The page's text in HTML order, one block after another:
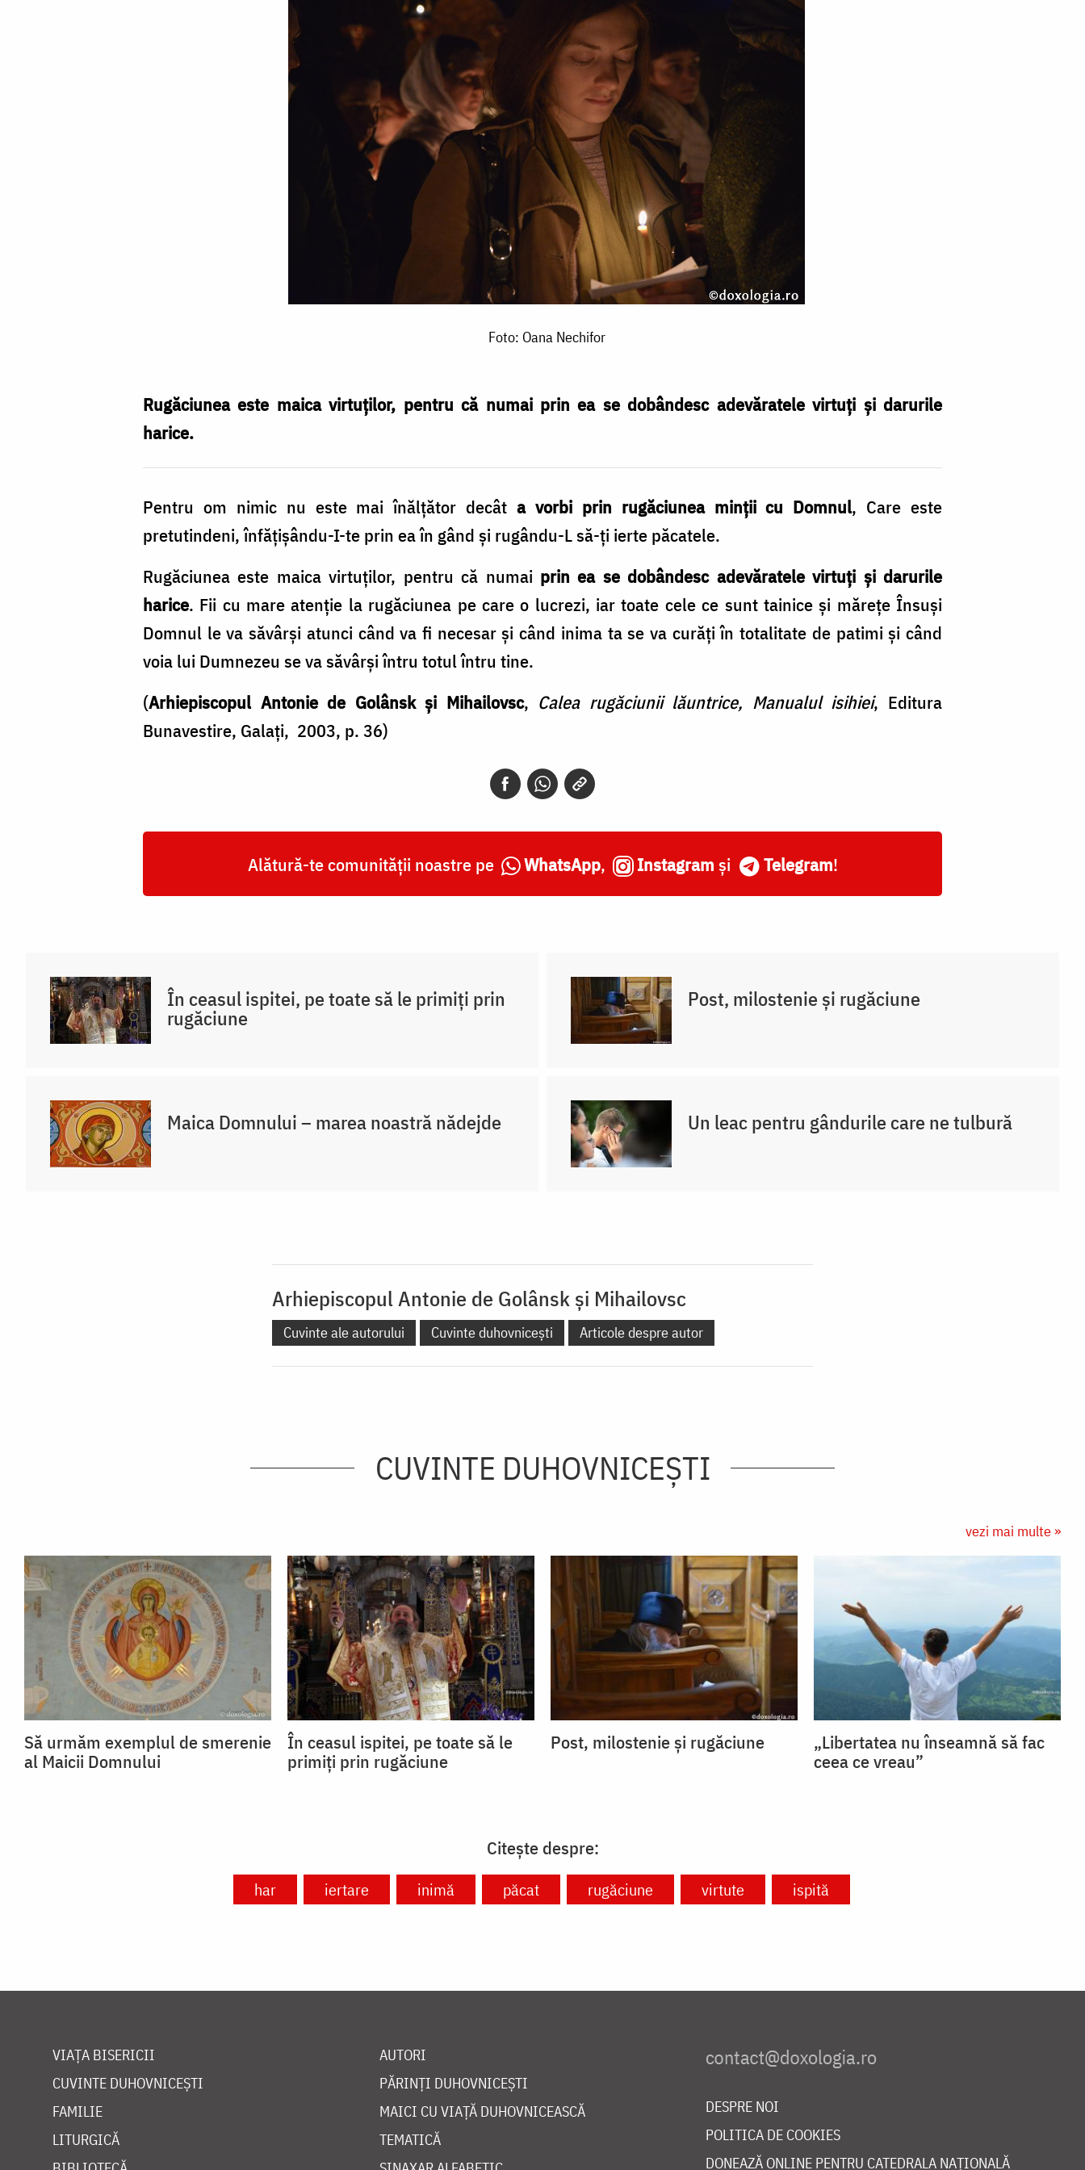
Foto: Oana Nechifor
Rugăciunea este maica virtuților, pentru că numai prin ea se dobândesc adevăratele virtuți și darurile
harice.
Pentru om nimic nu este mai înălțător decât a vorbi prin rugăciunea minții cu Domnul, Care este
pretutindeni, înfățișându-I-te prin ea în gând și rugându-L să-ți ierte păcatele.
Rugăciunea este maica virtuților, pentru că numai prin ea se dobândesc adevăratele virtuți și darurile
harice. Fii cu mare atenție la rugăciunea pe care o lucrezi, iar toate cele ce sunt tainice și mărețe Însuși
Domnul le va săvârși atunci când va fi necesar și când inima ta se va curăți în totalitate de patimi și când
voia lui Dumnezeu se va săvârși întru totul întru tine.
(Arhiepiscopul Antonie de Golânsk și Mihailovsc, Calea rugăciunii lăuntrice, Manualul isihiei, Editura
Bunavestire, Galați, 2003, p. 36)
Alătură-te comunității noastre pe WhatsApp, Instagram și Telegram!
În ceasul ispitei, pe toate să le primiți prin
rugăciune
Post, milostenie și rugăciune
Maica Domnului – marea noastră nădejde Un leac pentru gândurile care ne tulbură
Arhiepiscopul Antonie de Golânsk şi Mihailovsc
Cuvinte ale autorului Cuvinte duhovnicești Articole despre autor
CUVINTE DUHOVNICEȘTI
vezi mai multe »
Să urmăm exemplul de smerenie
al Maicii Domnului
În ceasul ispitei, pe toate să le
primiți prin rugăciune
Post, milostenie și rugăciune
„Libertatea nu înseamnă să fac
ceea ce vreau”
Citește despre:
har iertare inimă păcat rugăciune virtute ispită
VIAȚA BISERICII
CUVINTE DUHOVNICEȘTI
FAMILIE
LITURGICĂ
AUTORI
PĂRINȚI DUHOVNICEȘTI
MAICI CU VIAȚĂ DUHOVNICEASCĂ
TEMATICĂ
DESPRE NOI
POLITICA DE COOKIES
DONEAZĂ ONLINE PENTRU CATEDRALA NAȚIONALĂ